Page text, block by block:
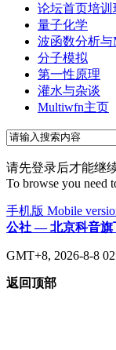
论坛首页培训
量子化学
波函数分析与
分子模拟
第一性原理
灌水与杂谈
Multiwfn主页
请先登录后才能继
To browse you need
手机版 Mobile
公社 — 北京科音旗
GMT+8, 2026-8-8
返回顶部